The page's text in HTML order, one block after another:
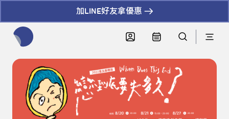
加LINE好友拿優惠